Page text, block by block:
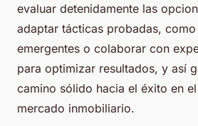
evaluar detenidamente las
adaptar tácticas probadas,
emergentes o colaborar con
para optimizar resultados, y así
camino sólido hacia el éxito en
mercado inmobiliario.